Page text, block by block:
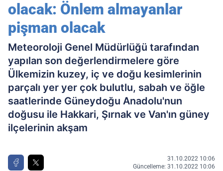
olacak: Önlem almayanlar
pişman olacak
Meteoroloji Genel Müdürlüğü tarafından
yapılan son değerlendirmelere göre
Ülkemizin kuzey, iç ve doğu kesimlerinin
parçalı yer yer çok bulutlu, sabah ve öğle
saatlerinde Güneydoğu Anadolu'nun
doğusu ile Hakkari, Şırnak ve Van'ın güney
ilçelerinin akşam
31.10.2022 10:06
Güncelleme: 31.10.2022 10:06